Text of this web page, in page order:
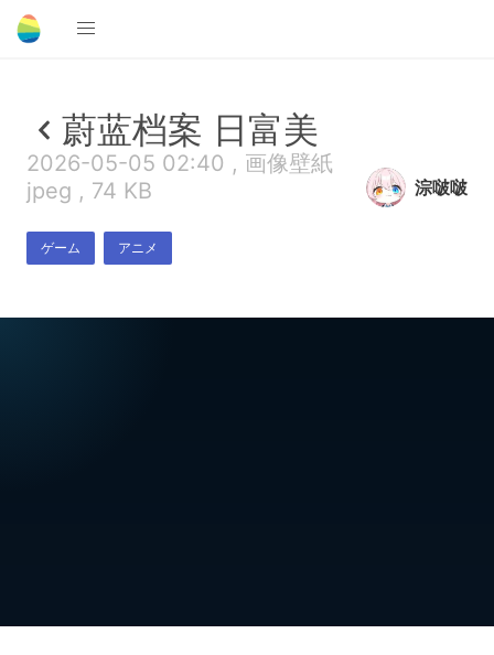
蔚蓝档案 日富美
2026-05-05 02:40 , 画像壁紙
jpeg , 74 KB
ゲーム アニメ
淙啵啵